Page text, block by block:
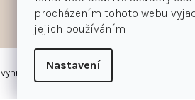
procházením tohoto webu
jejich používáním.
Nastavení